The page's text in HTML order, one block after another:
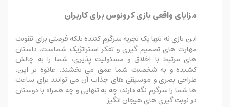
مزایای واقعی بازی کرونوس برای کاربران
این بازی نه تنها یک تجربه سرگرم کننده بلکه فرصتی برای تقویت
مهارت های تصمیم گیری و تفکر استراتژیک شماست. داستان
های مرتبط با اخلاق و مسئولیت پذیری، شما را به چالش
کشیده و به شخصیت شما عمق می بخشند. علاوه بر این،
طراحی بصری و موسیقی های جذاب آن می توانند برای ساعت
ها شما را سرگرم نگه دارند، چه به تنهایی و چه همراه با دوستان
در نوبت گیری های هیجان انگیز.